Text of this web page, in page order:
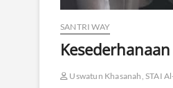
SANTRI WAY
Uswatun Khasanah, STAI